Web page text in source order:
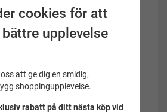
Nej
83% polyester, 17% spandex
cookies för att
upplevelse
att ge dig en smidig,
shoppingupplevelse.
rabatt på ditt nästa köp vid